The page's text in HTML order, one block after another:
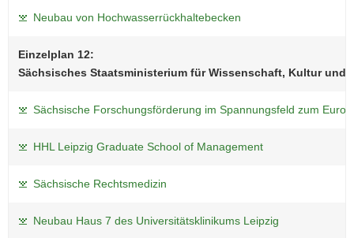
Neubau von Hochwasserrückhaltebecken
Einzelplan 12:
Sächsisches Staatsministerium für Wissenschaft, Kultur und
Sächsische Forschungsförderung im Spannungsfeld zum
HHL Leipzig Graduate School of Management
Sächsische Rechtsmedizin
Neubau Haus 7 des Universitätsklinikums Leipzig